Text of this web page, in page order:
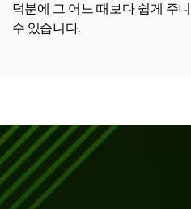
덕분에 그 어느 때보다 쉽게 주
수 있습니다.